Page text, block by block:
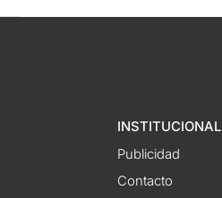
INSTITUCIONAL
Publicidad
Contacto